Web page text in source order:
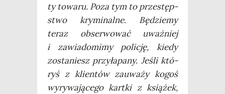
ty towa­ru. Poza tym to prze­stęp­
stwo kry­mi­nal­ne. Będzie­my
teraz obser­wo­wać uważ­niej
i zawia­do­mi­my poli­cję, kie­dy
zosta­niesz przy­ła­pa­ny. Jeśli któ­
ryś z klien­tów zauwa­ży kogoś
wyry­wa­ją­ce­go kart­ki z ksią­żek,